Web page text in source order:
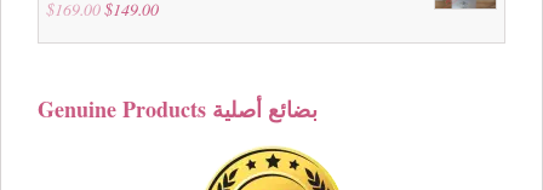
$169.00 Original
was:
$149.00Current
is:
Genuine Products بضائع أصلية